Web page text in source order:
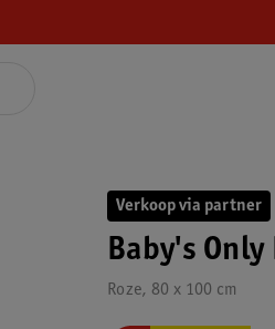
Verkoop via partner
Baby's
Roze, 80 x 100 cm